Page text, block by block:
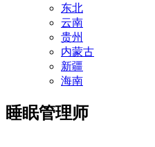
东北
云南
贵州
内蒙古
新疆
海南
睡眠管理师